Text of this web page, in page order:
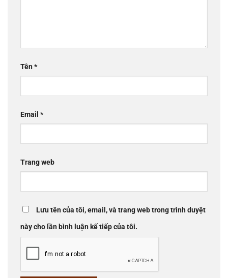
Tên*
Email *
Trang web
Lưu tên của tôi, email, và trang web trong trình duyệt
này cho lần bình luận kế tiếp của tôi.